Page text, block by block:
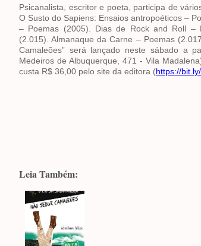
Psicanalista, escritor e poeta, participa de
O Susto do Sapiens: Ensaios antropoéticos –
– Poemas (2005). Dias de Rock and Roll –
(2.015). Almanaque da Carne – Poemas
Camaleões” será lançado neste sábado a
Medeiros de Albuquerque, 471 - Vila
custa R$ 36,00 pelo site da editora (https://
Leia Também: